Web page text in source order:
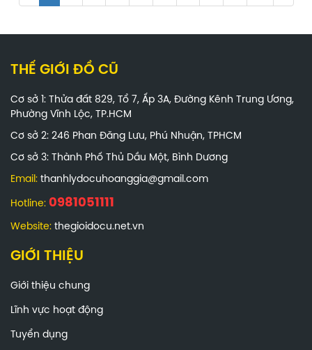
THẾ GIỚI ĐỒ CŨ
Cơ sở 1: Thửa đất 829, Tổ 7, Ấp 3A, Đường Kênh Trung Ương,
Phường Vĩnh Lộc, TP.HCM
Cơ sở 2: 246 Phan Đăng Lưu, Phú Nhuận, TPHCM
Cơ sở 3: Thành Phố Thủ Dầu Một, Bình Dương
Email: thanhlydocuhoanggia@gmail.com
Hotline: 0981051111
Website: thegioidocu.net.vn
GIỚI THIỆU
Giới thiệu chung
Lĩnh vực hoạt động
Tuyển dụng